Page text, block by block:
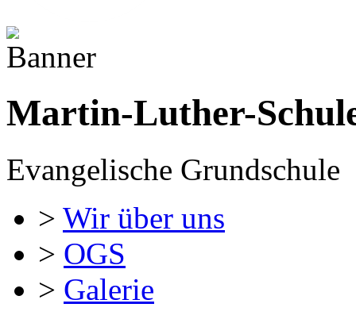
Martin-Luther-
Evangelische Grundschule
> Wir über uns
> OGS
> Galerie